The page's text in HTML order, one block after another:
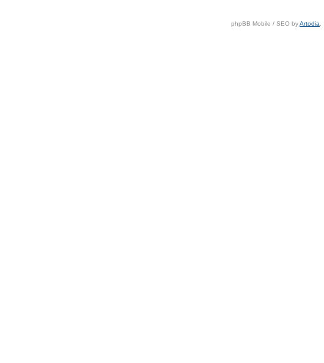
phpBB Mobile / SEO byArtodia